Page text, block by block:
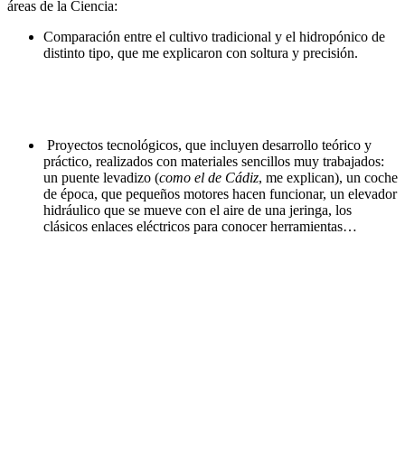
áreas de la Ciencia:
Comparación entre el cultivo tradicional y el hidropónico de
distinto tipo, que me explicaron con soltura y precisión.
Proyectos tecnológicos, que incluyen desarrollo teórico y
práctico, realizados con materiales sencillos muy trabajados:
un puente levadizo (como el de Cádiz, me explican), un coche
de época, que pequeños motores hacen funcionar, un elevador
hidráulico que se mueve con el aire de una jeringa, los
clásicos enlaces eléctricos para conocer herramientas…